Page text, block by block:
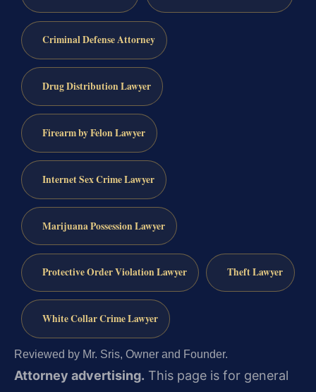
Criminal Defense Attorney
Drug Distribution Lawyer
Firearm by Felon Lawyer
Internet Sex Crime Lawyer
Marijuana Possession Lawyer
Protective Order Violation Lawyer Theft Lawyer
White Collar Crime Lawyer
Reviewed by Mr. Sris, Owner and Founder.
Attorney advertising. This page is for general